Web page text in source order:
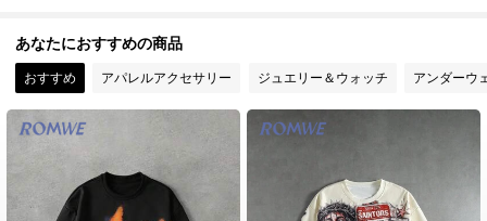
4.86 669K フォロワー
あなたにおすすめの商品
おすすめ アパレルアクセサリー ジュエリー＆ウォッチ アンダーウ